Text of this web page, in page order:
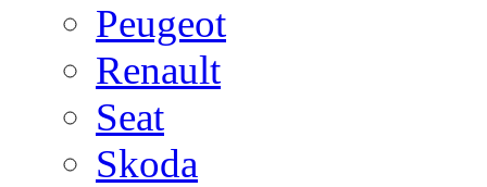
Peugeot
Renault
Seat
Skoda